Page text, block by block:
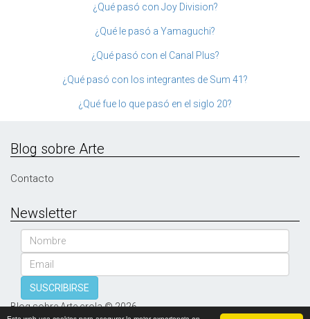
¿Qué pasó con Joy Division?
¿Qué le pasó a Yamaguchi?
¿Qué pasó con el Canal Plus?
¿Qué pasó con los integrantes de Sum 41?
¿Qué fue lo que pasó en el siglo 20?
Blog sobre Arte
Contacto
Newsletter
Nombre
Email
SUSCRIBIRSE
Blog sobre Arte crola © 2026